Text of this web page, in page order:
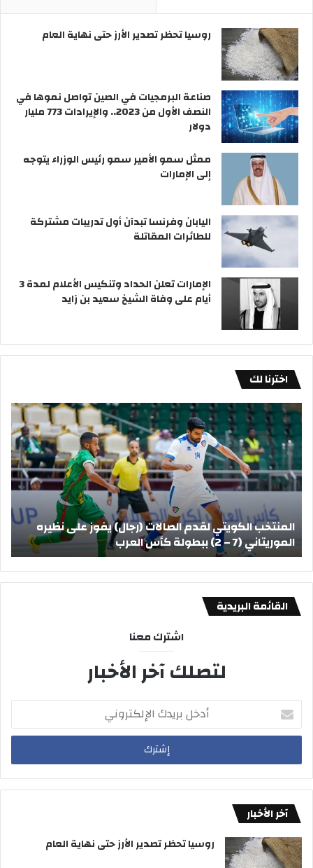
روسيا تحظر تصدير الأرز حتى نهاية العام
صناعة البرمجيات في الصين تواصل نموها في
النصف الأول من 2023.. والإيرادات 773 مليار
دولار
ممثل سمو الأمير سمو رئيس الوزراء يتوجه
إلى الإمارات
اليابان وفرنسا تبدآن أول تدريبات مشتركة
للطائرات المقاتلة
الإمارات تعلن الحداد وتنكيس الأعلام لمدة 3
أيام على وفاة الشيخ سعيد بن زايد
اخترنا لك
المنتخب
الكويتي
لقدم
الصالات
(رجال)
يفوز
على
الموريتاني
–
2)
ببطولة
كأس
العرب
المنتخب الكويتي لقدم الصالات (رجال) يفوز على نظيره
الموريتاني (7 – 2) ببطولة كأس العرب
￼
القائمة البريدية
اشترك معنا
لتصلك آخر الأخبار
أدخل
بريدك
الإلكتروني
آخر الأخبار
روسيا تحظر تصدير الأرز حتى نهاية العام